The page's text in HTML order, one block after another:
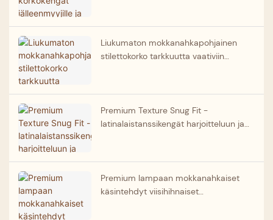
Liukumaton mokkanahkapohjainen
stilettokorko tarkkuutta vaativiin
Premium Texture Snug Fit -
latinalaistanssikengät harjoitteluun ja
toimittaja
Premium lampaan mokkanahkaiset
käsintehdyt viisihihnaiset